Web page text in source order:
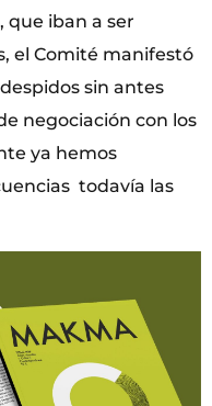
que iban a ser
el Comité manifestó
sin antes
negociación con los
ya hemos
todavía las